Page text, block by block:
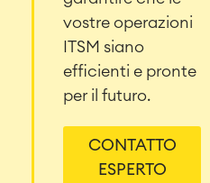
vostre operazioni
ITSM siano
efficienti e pronte
per il futuro.
CONTATTO
ESPERTO